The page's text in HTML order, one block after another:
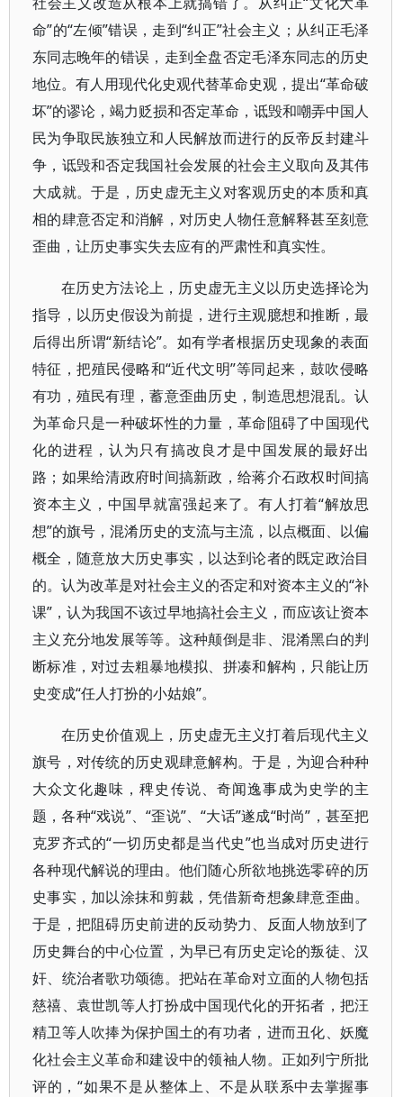
命”的“左倾”错误，走到“纠正”社会主义；从纠正毛泽
东同志晚年的错误，走到全盘否定毛泽东同志的历史
地位。有人用现代化史观代替革命史观，提出“革命破
坏”的谬论，竭力贬损和否定革命，诋毁和嘲弄中国人
民为争取民族独立和人民解放而进行的反帝反封建斗
争，诋毁和否定我国社会发展的社会主义取向及其伟
大成就。于是，历史虚无主义对客观历史的本质和真
相的肆意否定和消解，对历史人物任意解释甚至刻意
歪曲，让历史事实失去应有的严肃性和真实性。
在历史方法论上，历史虚无主义以历史选择论为
指导，以历史假设为前提，进行主观臆想和推断，最
后得出所谓“新结论”。如有学者根据历史现象的表面
特征，把殖民侵略和“近代文明”等同起来，鼓吹侵略
有功，殖民有理，蓄意歪曲历史，制造思想混乱。认
为革命只是一种破坏性的力量，革命阻碍了中国现代
化的进程，认为只有搞改良才是中国发展的最好出
路；如果给清政府时间搞新政，给蒋介石政权时间搞
资本主义，中国早就富强起来了。有人打着“解放思
想”的旗号，混淆历史的支流与主流，以点概面、以偏
概全，随意放大历史事实，以达到论者的既定政治目
的。认为改革是对社会主义的否定和对资本主义的“补
课”，认为我国不该过早地搞社会主义，而应该让资本
主义充分地发展等等。这种颠倒是非、混淆黑白的判
断标准，对过去粗暴地模拟、拼凑和解构，只能让历
史变成“任人打扮的小姑娘”。
在历史价值观上，历史虚无主义打着后现代主义
旗号，对传统的历史观肆意解构。于是，为迎合种种
大众文化趣味，稗史传说、奇闻逸事成为史学的主
题，各种“戏说”、“歪说”、“大话”遂成“时尚”，甚至把
克罗齐式的“一切历史都是当代史”也当成对历史进行
各种现代解说的理由。他们随心所欲地挑选零碎的历
史事实，加以涂抹和剪裁，凭借新奇想象肆意歪曲。
于是，把阻碍历史前进的反动势力、反面人物放到了
历史舞台的中心位置，为早已有历史定论的叛徒、汉
奸、统治者歌功颂德。把站在革命对立面的人物包括
慈禧、袁世凯等人打扮成中国现代化的开拓者，把汪
精卫等人吹捧为保护国土的有功者，进而丑化、妖魔
化社会主义革命和建设中的领袖人物。正如列宁所批
评的，“如果不是从整体上、不是从联系中去掌握事